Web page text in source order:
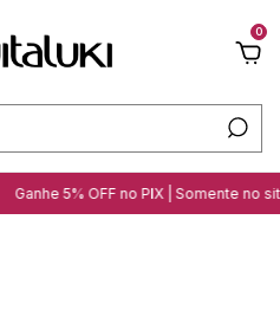
0
Ganhe 5% OFF no PIX | Somente no site